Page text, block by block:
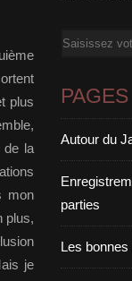
plus
de la
mon
plus,
je
Email
PAGES
Autour du
parties
Les bonnes